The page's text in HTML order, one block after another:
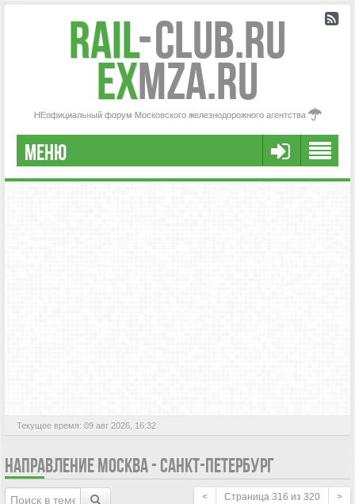
Rail-Club.RU
exMZA.RU
НЕофициальный форум Московского железнодорожного агентства
МЕНЮ
РЕГИСТРАЦИЯ
Текущее время: 09 авг 2026, 16:32
НАПРАВЛЕНИЕ МОСКВА - САНКТ-ПЕТЕРБУРГ
< Страница 316 из 320 >